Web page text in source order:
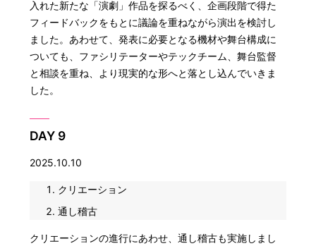
入れた新たな「演劇」作品を探るべく、企画段階で得た
フィードバックをもとに議論を重ねながら演出を検討し
ました。あわせて、発表に必要となる機材や舞台構成に
ついても、ファシリテーターやテックチーム、舞台監督
と相談を重ね、より現実的な形へと落とし込んでいきま
した。
DAY 9
2025.10.10
クリエーション
通し稽古
クリエーションの進行にあわせ、通し稽古も実施しまし